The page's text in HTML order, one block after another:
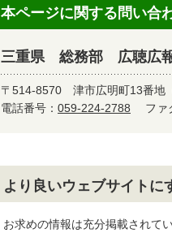
本ページに関する問い合
三重県 総務部 広聴広
〒514-8570 津市広明町13番地
電話番号： 059-224-2788 フ
より良いウェブサイトに
お求めの情報は充分掲載されて